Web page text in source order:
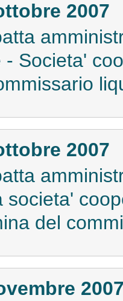
2007
Societa'
2007
societa'
del